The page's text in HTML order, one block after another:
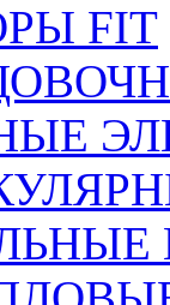
FIT